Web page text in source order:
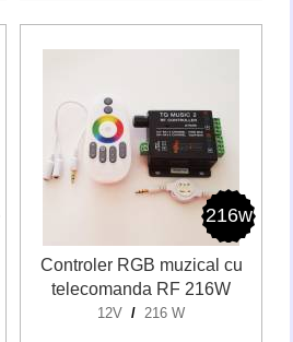
216w
Controler RGB muzical cu
telecomanda RF 216W
12V / 216 W